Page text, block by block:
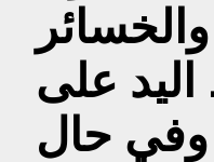
على
حال